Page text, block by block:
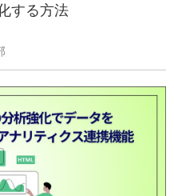
する方法